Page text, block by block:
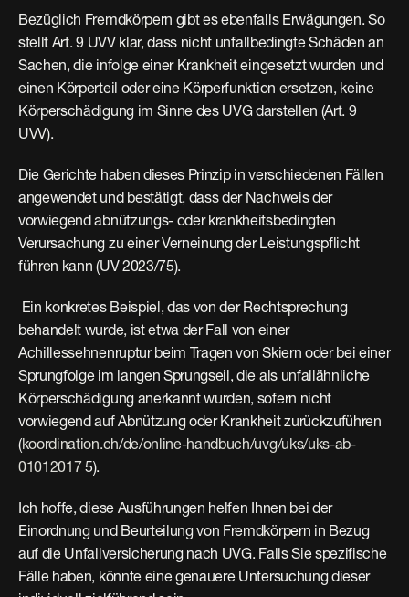
Bezüglich Fremdkörpern gibt es ebenfalls Erwägungen. So
stellt Art. 9 UVV klar, dass nicht unfallbedingte Schäden an
Sachen, die infolge einer Krankheit eingesetzt wurden und
einen Körperteil oder eine Körperfunktion ersetzen, keine
Körperschädigung im Sinne des UVG darstellen (Art. 9
UVV).
Die Gerichte haben dieses Prinzip in verschiedenen Fällen
angewendet und bestätigt, dass der Nachweis der
vorwiegend abnützungs- oder krankheitsbedingten
Verursachung zu einer Verneinung der Leistungspflicht
führen kann (UV 2023/75).
behandelt wurde, ist etwa der Fall von einer
Achillessehnenruptur beim Tragen von Skiern oder bei einer
Sprungfolge im langen Sprungseil, die als unfallähnliche
Körperschädigung anerkannt wurden, sofern nicht
vorwiegend auf Abnützung oder Krankheit zurückzuführen
(koordination.ch/de/online-handbuch/uvg/uks/uks-ab-
01012017 5).
Ich hoffe, diese Ausführungen helfen Ihnen bei der
Einordnung und Beurteilung von Fremdkörpern in Bezug
auf die Unfallversicherung nach UVG. Falls Sie spezifische
Fälle haben, könnte eine genauere Untersuchung dieser